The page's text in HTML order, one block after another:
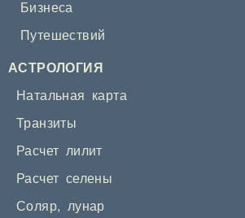
Бизнеса
Путешествий
АСТРОЛОГИЯ
Натальная карта
Транзиты
Расчет лилит
Расчет селены
Соляр, лунар